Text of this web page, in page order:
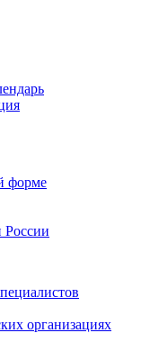
форме
России
организациях